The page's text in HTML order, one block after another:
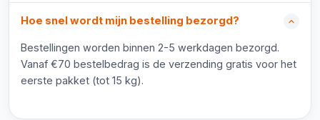
Hoe snel wordt mijn bestelling bezorgd?
Bestellingen worden binnen 2-5 werkdagen bezorgd.
Vanaf €70 bestelbedrag is de verzending gratis voor het
eerste pakket (tot 15 kg).